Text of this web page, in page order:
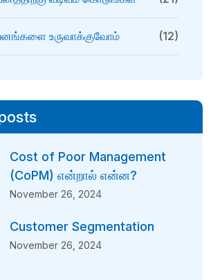
உருவாக்குவோம் (12)
Cost of Poor Management
(CoPM) என்றால் என்ன?
November 26, 2024
Customer Segmentation
November 26, 2024